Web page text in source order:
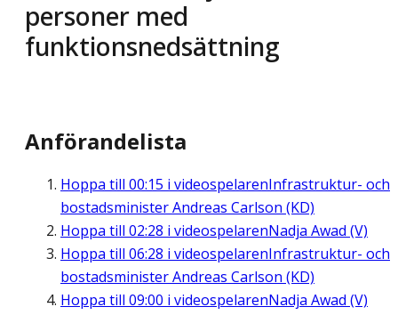
personer med
funktionsnedsättning
Anförandelista
Hoppa till 00:15 i videospelarenInfrastruktur- och
bostadsminister Andreas Carlson (KD)
Hoppa till 02:28 i videospelarenNadja Awad (V)
Hoppa till 06:28 i videospelarenInfrastruktur- och
bostadsminister Andreas Carlson (KD)
Hoppa till 09:00 i videospelarenNadja Awad (V)